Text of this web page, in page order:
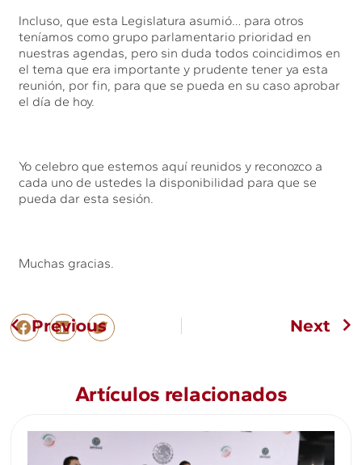
Incluso, que esta Legislatura asumió… para otros
teníamos como grupo parlamentario prioridad en
nuestras agendas, pero sin duda todos coincidimos en
el tema que era importante y prudente tener ya esta
reunión, por fin, para que se pueda en su caso aprobar
el día de hoy.
Yo celebro que estemos aquí reunidos y reconozco a
cada uno de ustedes la disponibilidad para que se
pueda dar esta sesión.
Muchas gracias.
Previous Next
Artículos relacionados